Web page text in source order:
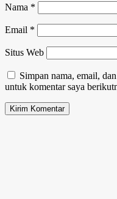
Nama *
Email *
Situs Web
Simpan nama, email,
untuk komentar saya